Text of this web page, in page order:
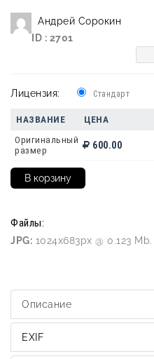
Андрей Сорокин
ID : 2701
Лицензия: Стандарт
НАЗВАНИЕ ЦЕНА
Оригинальный
размер
600.00
Файлы:
JPG: 1024x683px @ 0.123 Mb.
Описание
EXIF